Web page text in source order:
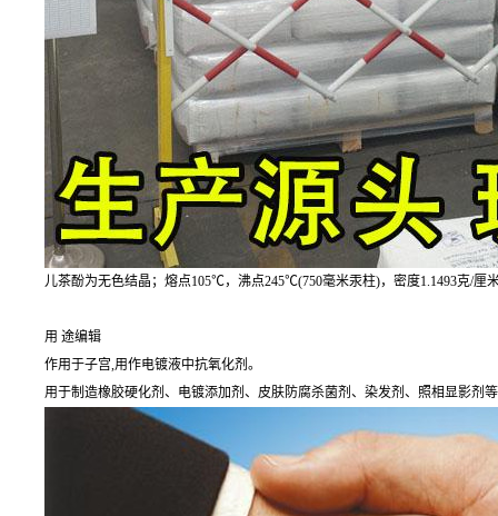
儿茶酚为无色结晶；熔点105℃，沸点245℃(750毫米汞柱)，密度1.1493克/
用 途编辑
作用于子宫,用作电镀液中抗氧化剂。
用于制造橡胶硬化剂、电镀添加剂、皮肤防腐杀菌剂、染发剂、照相显影剂